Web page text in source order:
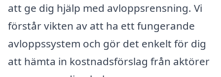
att ge dig hjälp med avloppsrensning. Vi
förstår vikten av att ha ett fungerande
avloppssystem och gör det enkelt för dig
att hämta in kostnadsförslag från aktörer